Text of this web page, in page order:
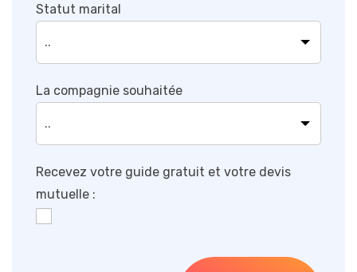
Statut marital
La compagnie souhaitée
Recevez votre guide gratuit et votre devis
mutuelle :